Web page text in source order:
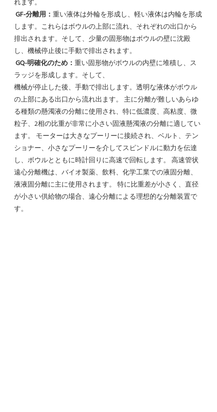
れます。
GF-分離用： 重い液体は外輪を形成し、軽い液体は内輪を形成
します。これらはボウルの上部に流れ、それぞれの出口から
排出されます。そして、少量の固形物はボウルの壁に沈殿
し、機械停止後に手動で排出されます。
GQ-明確化のため： 重い固形物がボウルの内壁に堆積し、ス
ラッジを形成します。そして、
機械が停止した後、手動で排出します。透明な液体がボウル
の上部にある出口から流れ出ます。 主に分離が難しいあらゆ
る種類の懸濁液の分離に使用され、特に低濃度、高粘度、微
粒子、2相の比重が非常に小さい固液懸濁液の分離に適してい
ます。 モーターは大きなプーリーに接続され、ベルト、テン
ショナー、小さなプーリーを介してスピンドルに動力を伝達
し、ボウルとともに時計回りに高速で回転します。 高速管状
遠心分離機は、バイオ製​​薬、飲料、化学工業での液固分離、
液液固分離に主に使用されます。 特に比重差が小さく、直径
が小さい供給物の場合、遠心分離による理想的な分離装置で
す。